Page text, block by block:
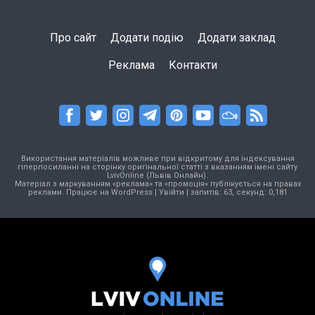
Про сайт Додати подію Додати заклад
Реклама Контакти
Використання матеріалів можливе при відкритому для індексування
гіперпосиланні на сторінку оригінальної статті з вказанням імені сайту
LvivOnline (Львів Онлайн).
Матеріал з маркуванням «реклама» та «промоція» публікується на правах
реклами. Працює на WordPress| Увійти | запитів: 63, секунд: 0,181